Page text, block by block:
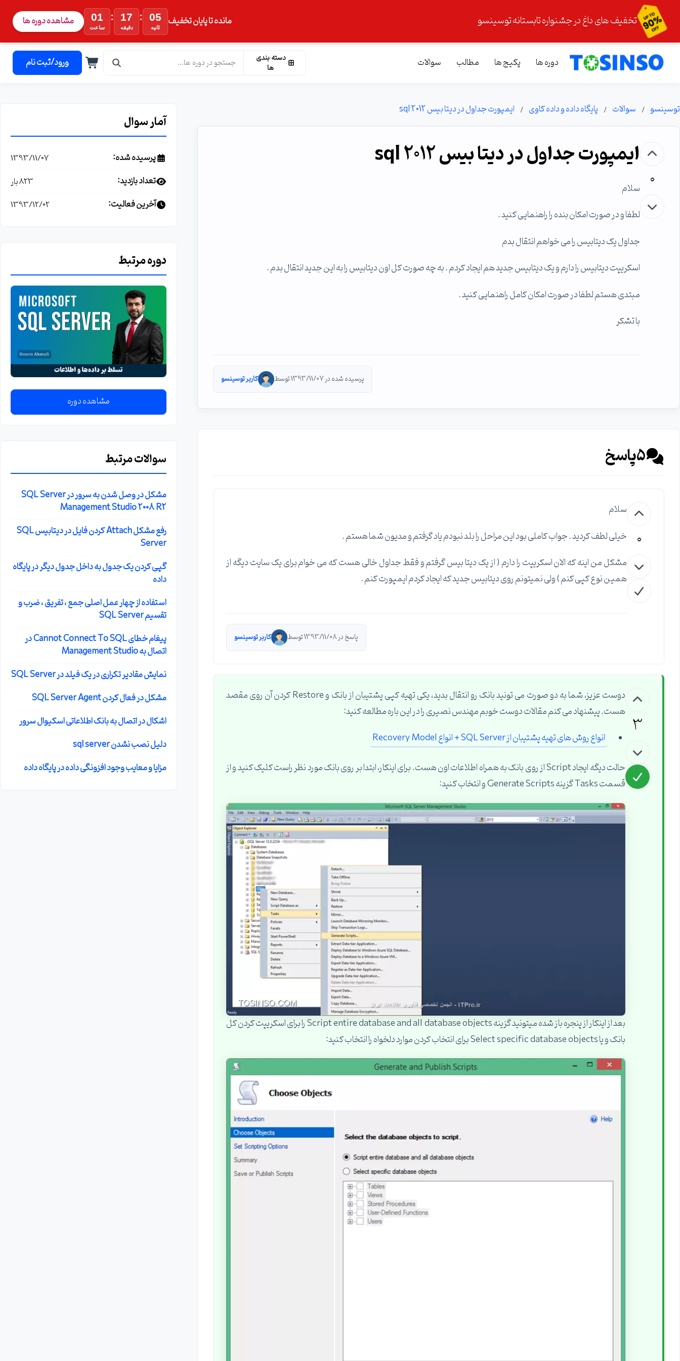
تخفیف های داغ در جشنواره تابستانه توسینسو مانده تا پایان تخفیف 01
ساعت
: 17
دقیقه
: 04
ثانیه مشاهده دوره ها
دوره ها پکیج ها مطالب سوالات
دسته بندی
ها
ورود/ثبت نام
توسینسو سوالات پایگاه داده و داده کاوی ایمپورت جداول در دیتا بیس sql 2012
0
ایمپورت جداول در دیتا بیس sql 2012
سلام
لطفا و در صورت امکان بنده را راهنمایی کنید .
جداول یک دیتابیس را می خواهم انتقال بدم
اسکریپت دیتابیس را دارم و یک دیتابیس جدید هم ایجاد کردم . به چه صورت کل اون دیتابیس را به این جدید انتقال بدم .
مبتدی هستم لطفا در صورت امکان کامل راهنمایی کنید .
با تشکر
پرسیده شده در 1393/11/07 توسط کاربر توسینسو
5پاسخ
0
سلام
خیلی لطف کردید . جواب کاملی بود این مراحل را بلد نبودم یاد گرفتم و مدیون شما هستم .
مشکل من اینه که الان اسکریپت را دارم ( از یک دیتا بیس گرفتم و فقط جداول خالی هست که می خوام برای یک سایت دیگه از
همین نوع کپی کنم ) ولی نمیتونم روی دیتابیس جدید که ایجاد کردم ایمپورت کنم .
پاسخ در 1393/11/08 توسط کاربر توسینسو
3
دوست عزیز، شما به دو صورت می تونید بانک رو انتقال بدید، یکی تهیه کپی پشتیبان از بانک و Restore کردن آن روی مقصد
هست. پیشنهاد می کنم مقالات دوست خوبم مهندس نصیری را در این باره مطالعه کنید:
انواع روش های تهیه پشتیبان از SQL Server + انواع Recovery Model
حالت دیگه ایجاد Script از روی بانک به همراه اطلاعات اون هست. برای اینکار، ابتدا بر روی بانک مورد نظر راست کلیک کنید و از
قسمت Tasks گزینه Generate Scripts و انتخاب کنید:
بعد از اینکار از پنجره باز شده میتونید گزینه Script entire database and all database objects را برای اسکریپت کردن کل
بانک و یا Select specific database objects برای انتخاب کردن موارد دلخواه را انتخاب کنید:
آمار سوال
پرسیده شده: 1393/11/07
تعداد بازدید: 823 بار
آخرین فعالیت: 1393/12/02
دوره مرتبط
مشاهده دوره
سوالات مرتبط
مشکل در وصل شدن به سرور در SQL Server
Management Studio 2008 R2
رفع مشکل Attach کردن فایل در دیتابیس SQL
Server
گپی کردن یک جدول به داخل جدول دیگر در پایگاه
داده
استفاده از چهار عمل اصلی جمع ، تفریق ، ضرب و
تقسیم SQL Server
پیغام خطای Cannot Connect To SQL در
اتصال به Management Studio
نمایش مقادیر تکراری در یک فیلد در SQL Server
مشکل در فعال کردن SQL Server Agent
اشکال در اتصال به بانک اطلاعاتی اسکیوال سرور
دلیل نصب نشدن sql server
مزایا و معایب وجود افزونگی داده در پایگاه داده